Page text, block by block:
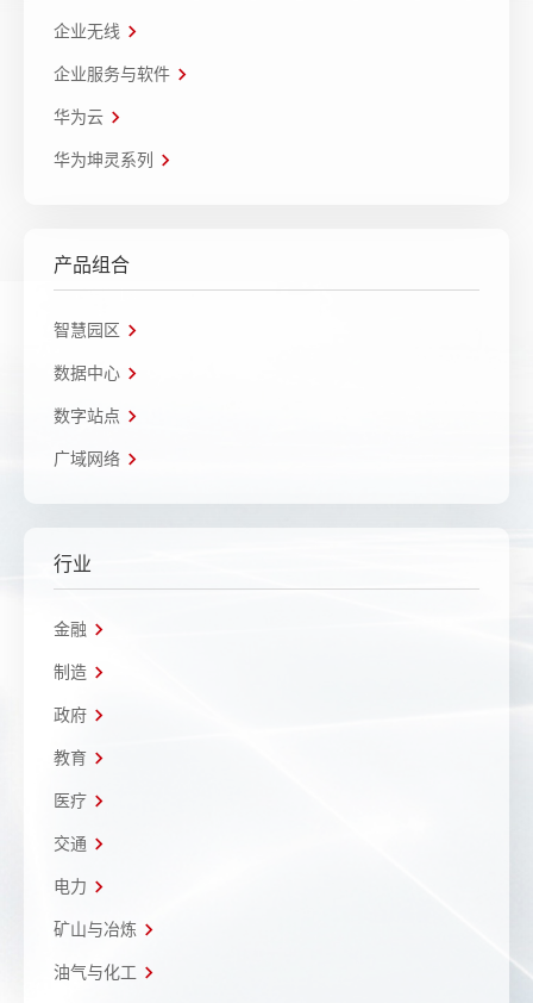
企业无线
企业服务与软件
华为云
华为坤灵系列
产品组合
智慧园区
数据中心
数字站点
广域网络
行业
金融
制造
政府
教育
医疗
交通
电力
矿山与冶炼
油气与化工